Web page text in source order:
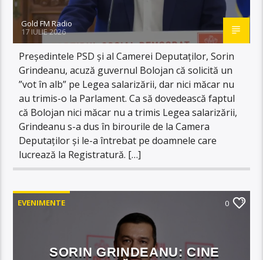
Gold FM Radio
17 IULIE 2026
Președintele PSD și al Camerei Deputaților, Sorin
Grindeanu, acuză guvernul Bolojan că solicită un
”vot în alb” pe Legea salarizării, dar nici măcar nu
au trimis-o la Parlament. Ca să dovedească faptul
că Bolojan nici măcar nu a trimis Legea salarizării,
Grindeanu s-a dus în birourile de la Camera
Deputaților și le-a întrebat pe doamnele care
lucrează la Registratură. […]
EVENIMENTE 0
SORIN GRINDEANU: CINE